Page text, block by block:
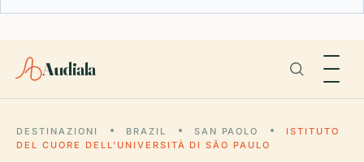
Audiala
DESTINAZIONI BRAZIL SAN PAOLO
ISTITUTO
DEL CUORE DELL'UNIVERSITÀ DI SÃO PAULO